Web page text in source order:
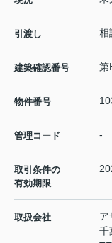
引渡し 相
建築確認番号 第
物件番号
管理コード -
取引条件の
有効期限
取扱会社
ア
千